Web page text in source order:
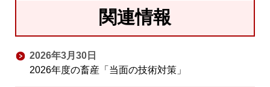
関連情報
2026年3月30日
2026年度の畜産「当面の技術対策」